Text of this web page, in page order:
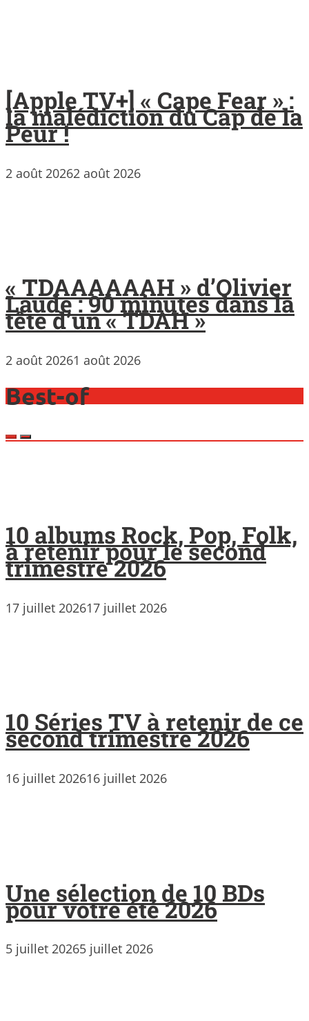
[Apple TV+] « Cape Fear » :
la malédiction du Cap de la
Peur !
2 août 20262 août 2026
« TDAAAAAAH » d’Olivier
Laude : 90 minutes dans la
tête d’un « TDAH »
2 août 20261 août 2026
Best-of
10 albums Rock, Pop, Folk,
à retenir pour le second
trimestre 2026
17 juillet 202617 juillet 2026
10 Séries TV à retenir de ce
second trimestre 2026
16 juillet 202616 juillet 2026
Une sélection de 10 BDs
pour votre été 2026
5 juillet 20265 juillet 2026